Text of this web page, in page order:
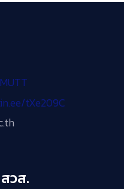
tXe209C
วส.